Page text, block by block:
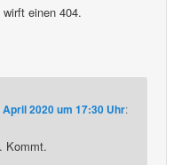
einen 404.
April 2020 um 17:30 Uhr:
Kommt.